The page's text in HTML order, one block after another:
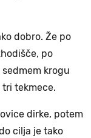
dobro. Že po
po
krogu
tekmece.
dirke, potem
cilja je tako